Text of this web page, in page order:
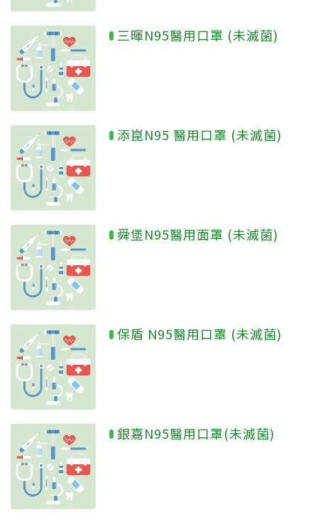
三暉N95醫用口罩 (未滅菌)
添崑N95 醫用口罩 (未滅菌)
舜堡N95醫用面罩 (未滅菌)
保盾 N95醫用口罩 (未滅菌)
銀嘉N95醫用口罩(未滅菌)